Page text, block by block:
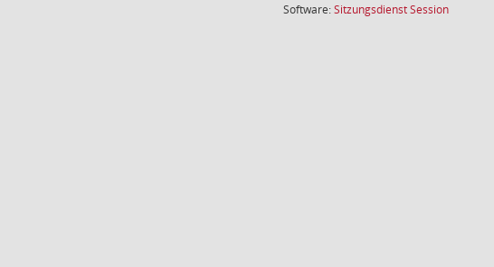
Software:SitzungsdienstSession(Wird in